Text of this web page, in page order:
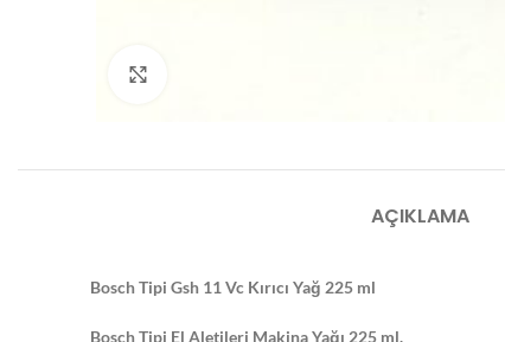
AÇIKLAMA
Bosch Tipi Gsh 11 Vc Kırıcı Yağ 225 ml
Bosch Tipi El Aletileri Makina Yağı 225 ml.